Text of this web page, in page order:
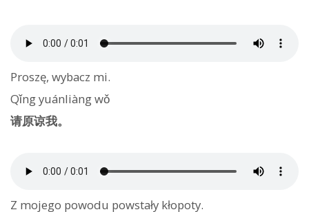
Proszę, wybacz mi.
Qǐng yuánliàng wǒ
请原谅我。
Z mojego powodu powstały kłopoty.